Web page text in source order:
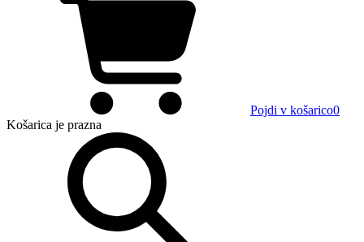
Pojdi v košarico0
Košarica je prazna